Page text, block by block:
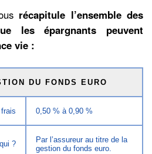
récapitule l’ensemble des
les épargnants peuvent
vie :
DU FONDS EURO
0,50 % à 0,90 %
?
Par l’assureur au titre de la
gestion du fonds euro.